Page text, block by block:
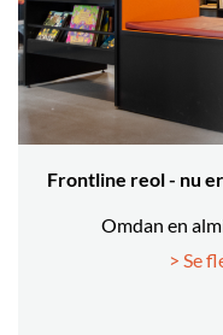
Frontline reol - nu
Omdan en
> Se